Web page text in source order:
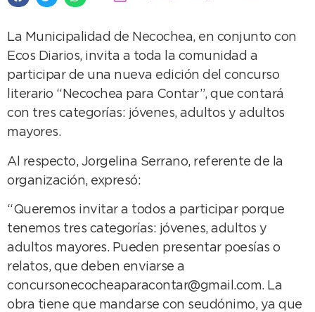
La Municipalidad de Necochea, en conjunto con
Ecos Diarios, invita a toda la comunidad a
participar de una nueva edición del concurso
literario “Necochea para Contar”, que contará
con tres categorías: jóvenes, adultos y adultos
mayores.
Al respecto, Jorgelina Serrano, referente de la
organización, expresó:
“Queremos invitar a todos a participar porque
tenemos tres categorías: jóvenes, adultos y
adultos mayores. Pueden presentar poesías o
relatos, que deben enviarse a
concursonecocheaparacontar@gmail.com. La
obra tiene que mandarse con seudónimo, ya que